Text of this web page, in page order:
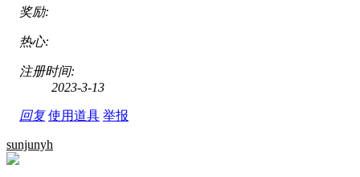
奖励:
热心:
注册时间:
2023-3-13
回复 使用道具 举报
sunjunyh